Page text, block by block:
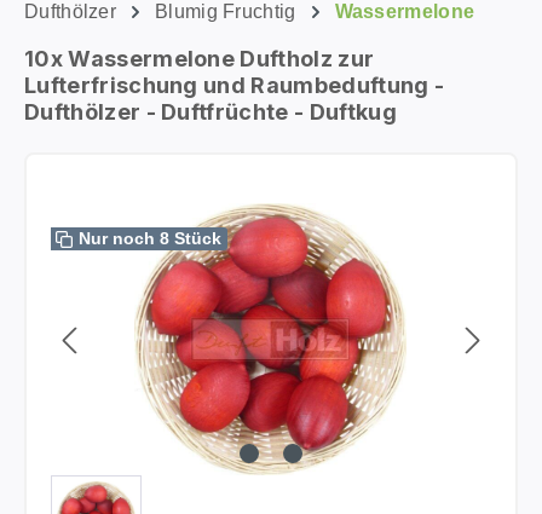
Dufthölzer Blumig Fruchtig Wassermelone
10x Wassermelone Duftholz zur
Lufterfrischung und Raumbeduftung -
Dufthölzer - Duftfrüchte - Duftkug
Bildergalerie überspringen
Nur noch 8 Stück